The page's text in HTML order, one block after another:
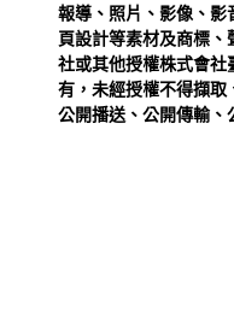
報導、照片、影像、
頁設計等素材及商標
社或其他授權株式會
有，未經授權不得擷取
公開播送、公開傳輸、